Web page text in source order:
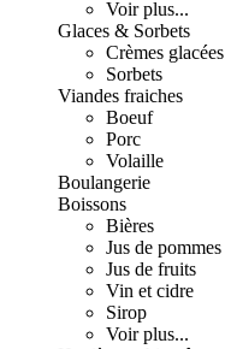
Voir plus...
Glaces & Sorbets
Crèmes glacées
Sorbets
Viandes fraiches
Boeuf
Porc
Volaille
Boulangerie
Boissons
Bières
Jus de pommes
Jus de fruits
Vin et cidre
Sirop
Voir plus...